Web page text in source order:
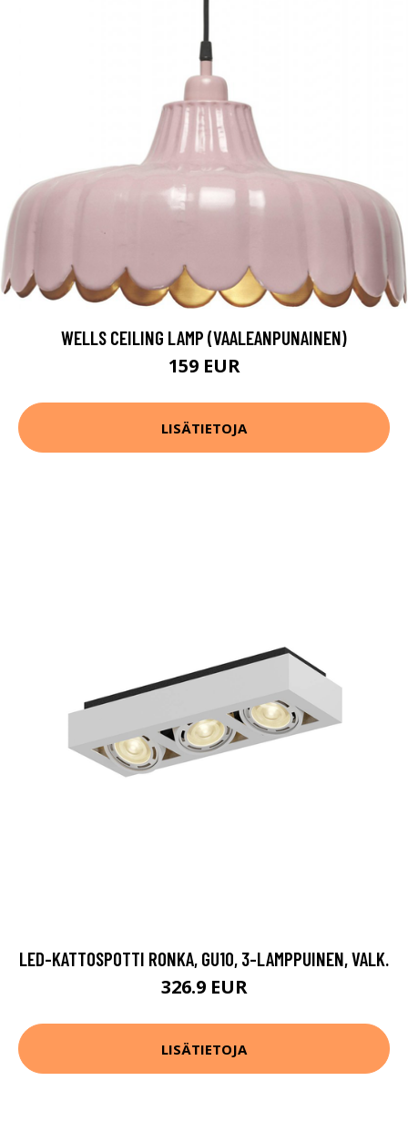
WELLS CEILING LAMP (VAALEANPUNAINEN)
159 EUR
LISÄTIETOJA
LED-KATTOSPOTTI RONKA, GU10, 3-LAMPPUINEN, VALK.
326.9 EUR
LISÄTIETOJA